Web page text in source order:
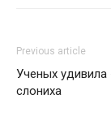
Previous article
Ученых удивила
слониха